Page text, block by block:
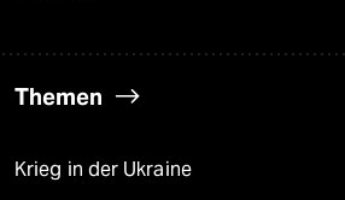
Themen
Krieg in der Ukraine